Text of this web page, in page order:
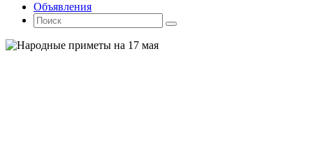
Объявления
Поиск
Искать:
Поиск